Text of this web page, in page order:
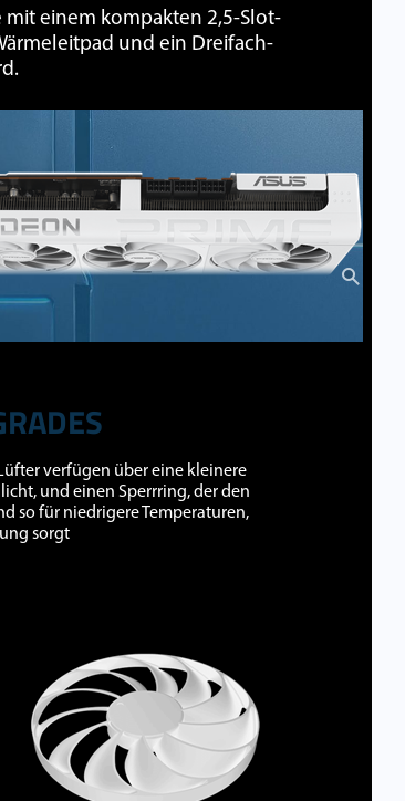
mit einem kompakten 2,5-Slot-
und ein Dreifach-
verfügen über eine kleinere
und einen Sperrring, der den
so für niedrigere Temperaturen,
sorgt